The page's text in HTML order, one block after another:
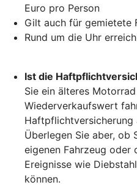
Euro pro Person
Gilt auch für gemietete
Rund um die Uhr
Ist die
Sie ein älteres
Wiederverkaufswert
Haftpflichtversicherung
Überlegen Sie aber, ob
eigenen Fahrzeug oder
Ereignisse wie
können.